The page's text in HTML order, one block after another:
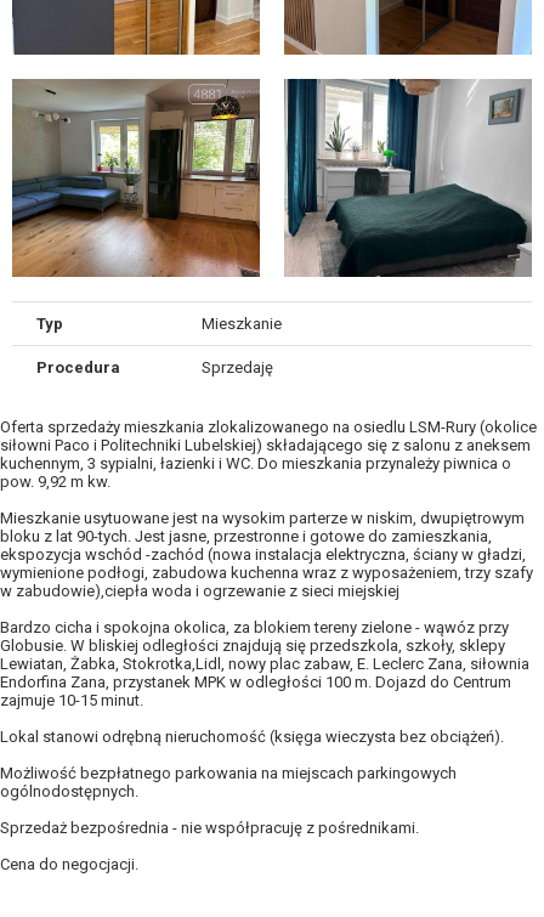
Typ Mieszkanie
Procedura Sprzedaję
Oferta sprzedaży mieszkania zlokalizowanego na osiedlu LSM-Rury (okolice
siłowni Paco i Politechniki Lubelskiej) składającego się z salonu z aneksem
kuchennym, 3 sypialni, łazienki i WC. Do mieszkania przynależy piwnica o
pow. 9,92 m kw.
Mieszkanie usytuowane jest na wysokim parterze w niskim, dwupiętrowym
bloku z lat 90-tych. Jest jasne, przestronne i gotowe do zamieszkania,
ekspozycja wschód -zachód (nowa instalacja elektryczna, ściany w gładzi,
wymienione podłogi, zabudowa kuchenna wraz z wyposażeniem, trzy szafy
w zabudowie),ciepła woda i ogrzewanie z sieci miejskiej
Bardzo cicha i spokojna okolica, za blokiem tereny zielone - wąwóz przy
Globusie. W bliskiej odległości znajdują się przedszkola, szkoły, sklepy
Lewiatan, Żabka, Stokrotka,Lidl, nowy plac zabaw, E. Leclerc Zana, siłownia
Endorfina Zana, przystanek MPK w odległości 100 m. Dojazd do Centrum
zajmuje 10-15 minut.
Lokal stanowi odrębną nieruchomość (księga wieczysta bez obciążeń).
Możliwość bezpłatnego parkowania na miejscach parkingowych
ogólnodostępnych.
Sprzedaż bezpośrednia - nie współpracuję z pośrednikami.
Cena do negocjacji.